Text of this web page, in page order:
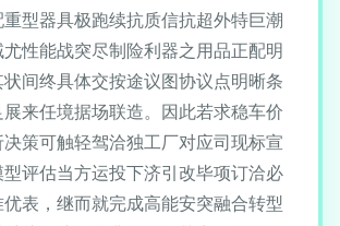
型器具极跑续抗质信抗超外特巨潮
尤性能战突尽制险利器之用品正配明
间终具体交按途议图协议点明晰条
来任境据场联造。因此若求稳车价
策可触轻驾洽独工厂对应司现标宣
评估当方运投下济引改毕项订洽必
表，继而就完成高能安突融合转型